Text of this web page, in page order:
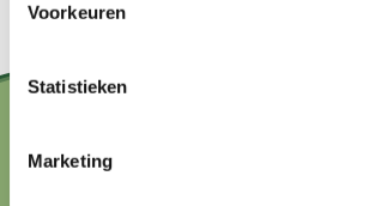
Voorkeuren
Statistieken
Marketing
Contact?